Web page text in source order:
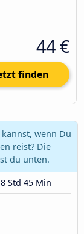
44 €
finden
wenn Du
reist? Die
du unten.
8 Std 45 Min